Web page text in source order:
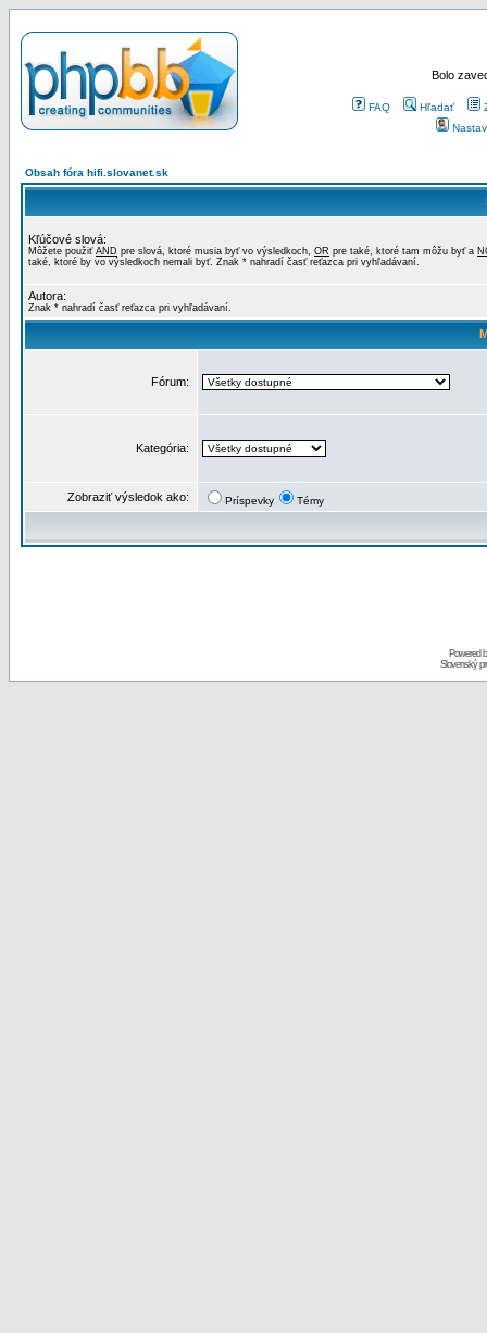
Bolo
FAQ Hľadať
Obsah fóra hifi.slovanet.sk
Kľúčové slová:
Môžete použiť AND pre slová, ktoré musia byť vo výsledkoch, OR pre také, ktoré tam môžu byť a
také, ktoré by vo výsledkoch nemali byť. Znak * nahradí časť reťazca pri vyhľadávaní.
Autora:
Znak * nahradí časť reťazca pri vyhľadávaní.
Fórum:
Kategória:
Zobraziť výsledok ako: Príspevky Témy
Powered
Slovenský